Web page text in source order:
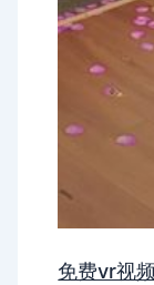
免费vr视